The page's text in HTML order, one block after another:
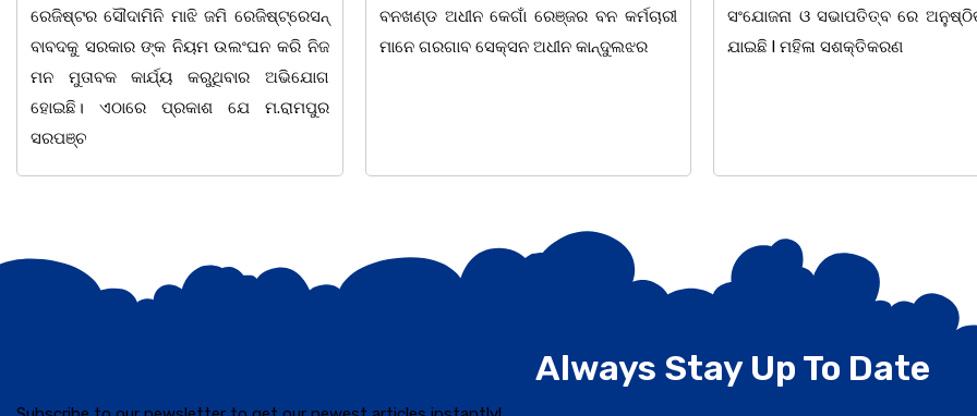
ବନଖଣ୍ଡ ଅଧୀନ କେଗାଁ ରେଞ୍ଜର ବନ କର୍ମଚାରୀ
ମାନେ ଗରଗାବ ସେକ୍ସନ ଅଧୀନ କାନ୍ଦୁଲଝର
ସଂଯୋଜନା ଓ ସଭାପତିତ୍ବ ରେ ଅନୁଷ୍ଠିତ ହୋଇ
ଯାଇଛି l ମହିଳା ସଶକ୍ତିକରଣ
ପ୍ରତିଷ୍ଠାନ, ଖୋର୍ଦ୍ଧା ଆନୁକୁଲ୍ୟରେ
ହୋଇଯାଇଛି। ଡ଼ଃ ପ୍ରଦୀପ ଭୈମିକ ଙ୍କ
Always Stay Up To Date